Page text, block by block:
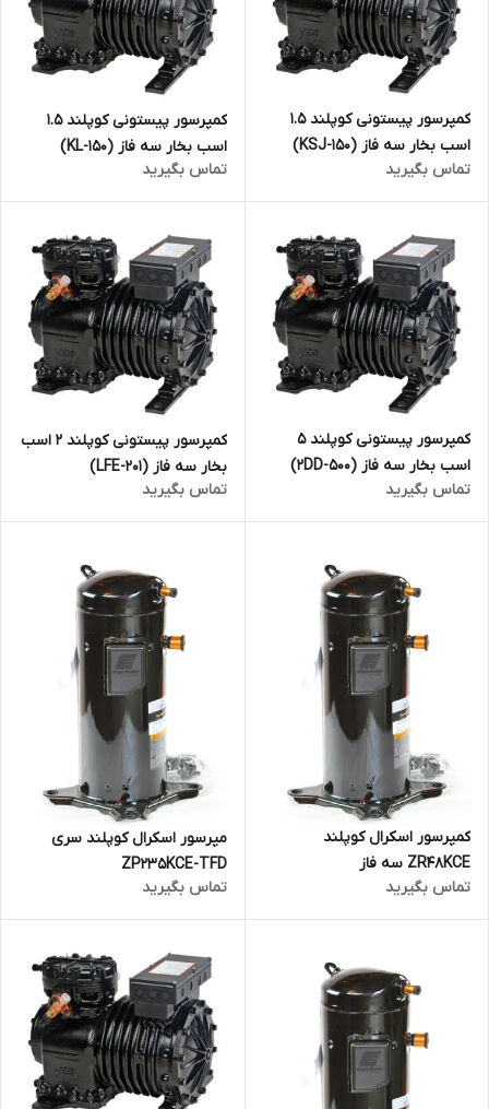
کمپرسور پیستونی کوپلند 1.5
اسب بخار سه فاز (KSJ-150)
تماس بگیرید
کمپرسور پیستونی کوپلند 1.5
اسب بخار سه فاز (KL-150)
تماس بگیرید
کمپرسور پیستونی کوپلند 5
اسب بخار سه فاز (2DD-500)
تماس بگیرید
کمپرسور پیستونی کوپلند 2 اسب
بخار سه فاز (LFE-201)
تماس بگیرید
کمپرسور اسکرال کوپلند
ZR48KCE سه فاز
تماس بگیرید
مپرسور اسکرال کوپلند سری
ZP235KCE-TFD
تماس بگیرید